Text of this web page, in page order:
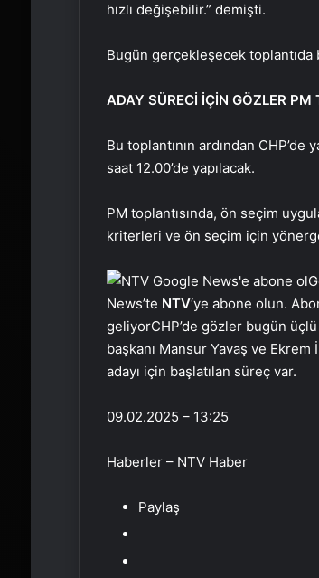
hızlı değişebilir.” demişti.
Bugün gerçekleşecek toplantıda
ADAY SÜRECİ İÇİN GÖZLER
Bu toplantının ardından CHP’de
saat 12.00’de yapılacak.
PM toplantısında, ön seçim
kriterleri ve ön seçim için
News’te NTV‘ye abone olun.
geliyorCHP’de gözler bugün
başkanı Mansur Yavaş ve
adayı için başlatılan süreç var.
09.02.2025 – 13:25
Haberler – NTV Haber
Paylaş